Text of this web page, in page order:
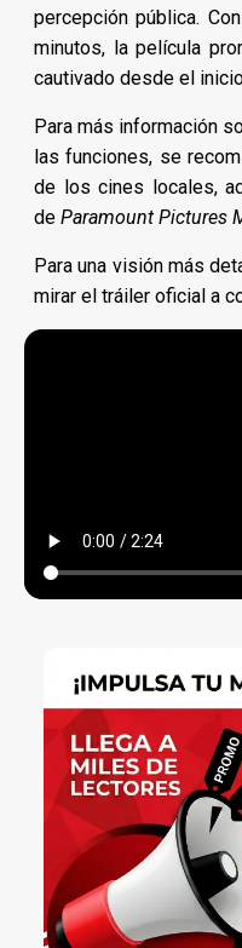
percepción pública.
minutos, la película
cautivado desde el
Para más información
las funciones, se
de los cines locales,
de Paramount Pictures
Para una visión más
mirar el tráiler oficial a